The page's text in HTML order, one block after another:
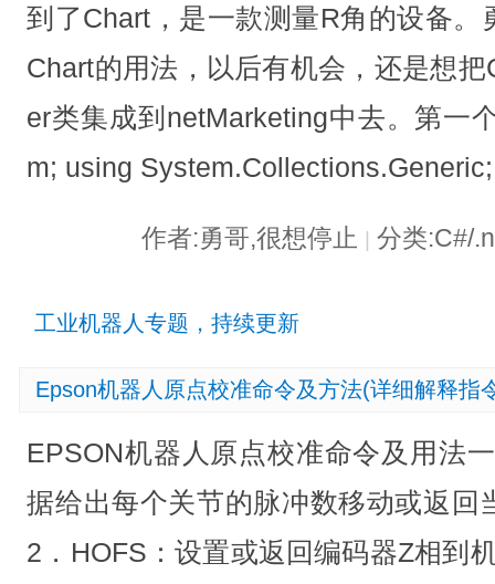
到了Chart，是一款测量R角的设备。
Chart的用法，以后有机会，还是想
er类集成到netMarketing中去。第一
m; using
作者:勇哥,很想停止 分类:C#/
工业机器人专题，持续更新
Epson机器人原点校准命令及方法(详细解释指
EPSON机器人原点校准命令及用法
据给出每个关节的脉冲数移动或返回
2．HOFS：设置或返回编码器Z相到